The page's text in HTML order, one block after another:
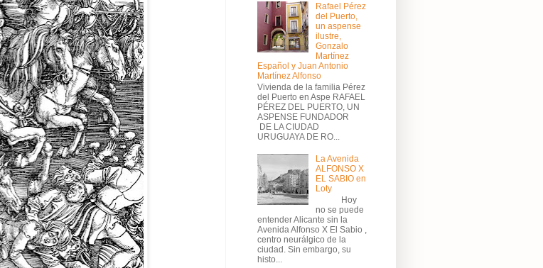
Rafael Pérez
del Puerto,
un aspense
ilustre,
Gonzalo
Martínez
Español y Juan Antonio
Martínez Alfonso
Vivienda de la familia Pérez
del Puerto en Aspe RAFAEL
PÉREZ DEL PUERTO, UN
ASPENSE FUNDADOR
DE LA CIUDAD
URUGUAYA DE RO...
La Avenida
ALFONSO X
EL SABIO en
Loty
Hoy
no se puede
entender Alicante sin la
Avenida Alfonso X El Sabio ,
centro neurálgico de la
ciudad. Sin embargo, su
histo...